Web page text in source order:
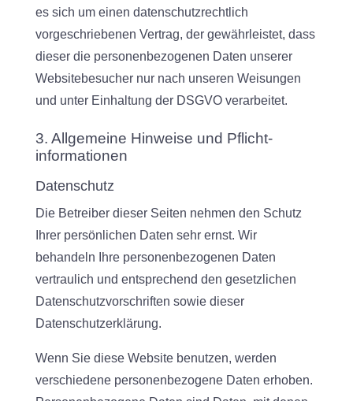
es sich um einen datenschutzrechtlich
vorgeschriebenen Vertrag, der gewährleistet, dass
dieser die personenbezogenen Daten unserer
Websitebesucher nur nach unseren Weisungen
und unter Einhaltung der DSGVO verarbeitet.
3. Allgemeine Hinweise und Pflicht­
informationen
Datenschutz
Die Betreiber dieser Seiten nehmen den Schutz
Ihrer persönlichen Daten sehr ernst. Wir
behandeln Ihre personenbezogenen Daten
vertraulich und entsprechend den gesetzlichen
Datenschutzvorschriften sowie dieser
Datenschutzerklärung.
Wenn Sie diese Website benutzen, werden
verschiedene personenbezogene Daten erhoben.